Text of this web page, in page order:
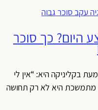
היום? כך סוכר
בקליניקה היא: “אין לי
מתמשכת היא לא רק תחושה